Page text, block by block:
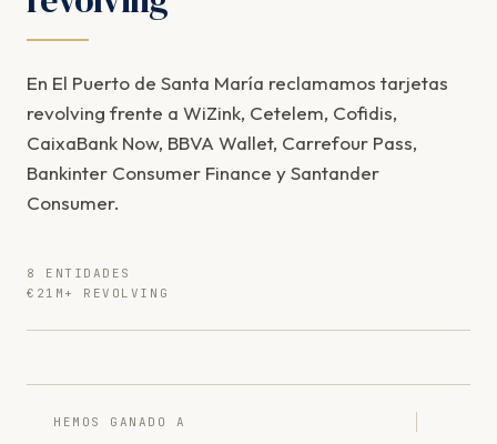
En El Puerto de Santa María reclamamos tarjetas
revolving frente a WiZink, Cetelem, Cofidis,
CaixaBank Now, BBVA Wallet, Carrefour Pass,
Bankinter Consumer Finance y Santander
Consumer.
8 ENTIDADES
€21M+ REVOLVING
HEMOS GANADO A